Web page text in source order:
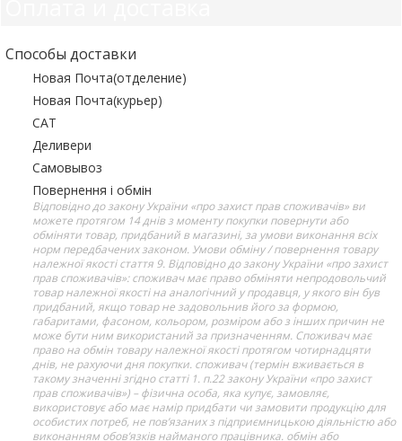
Способы доставки
Новая Почта(отделение)
Новая Почта(курьер)
САТ
Деливери
Самовывоз
Повернення і обмін
Відповідно до закону України «про захист прав споживачів» ви
можете протягом 14 днів з моменту покупки повернути або
обміняти товар, придбаний в магазині, за умови виконання всіх
норм передбачених законом. Умови обміну / повернення товару
належної якості стаття 9. Відповідно до закону України «про захист
прав споживачів»: споживач має право обміняти непродовольчий
товар належної якості на аналогічний у продавця, у якого він був
придбаний, якщо товар не задовольнив його за формою,
габаритами, фасоном, кольором, розміром або з інших причин не
може бути ним використаний за призначенням. Споживач має
право на обмін товару належної якості протягом чотирнадцяти
днів, не рахуючи дня покупки. споживач (термін вживається в
такому значенні згідно статті 1. п.22 закону України «про захист
прав споживачів») – фізична особа, яка купує, замовляє,
використовує або має намір придбати чи замовити продукцію для
особистих потреб, не пов’язаних з підприємницькою діяльністю або
виконанням обов’язків найманого працівника. обмін або